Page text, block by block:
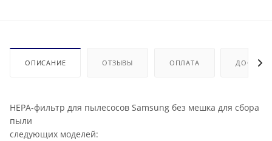
ОПИСАНИЕ ОТЗЫВЫ ОПЛАТА
НЕРА-фильтр для пылесосов Samsung без мешка для сбора
пыли
следующих моделей: